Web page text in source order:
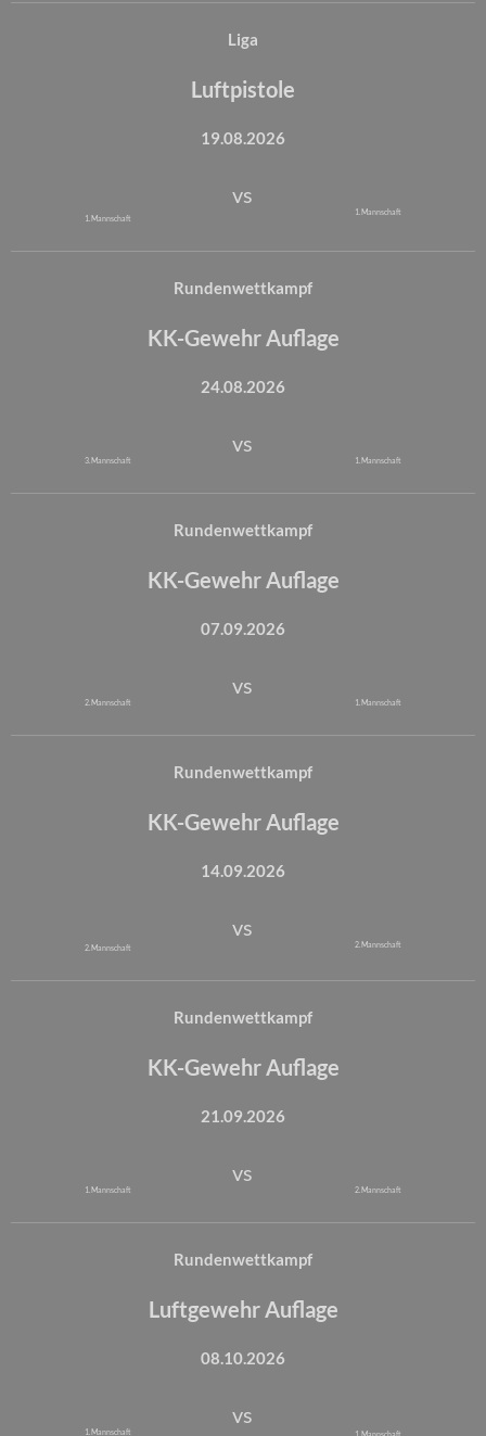
Liga
Luftpistole
19.08.2026
1. Mannschaft
vs
1. Mannschaft
Rundenwettkampf
KK-Gewehr Auflage
24.08.2026
3. Mannschaft
vs
1. Mannschaft
Rundenwettkampf
KK-Gewehr Auflage
07.09.2026
2. Mannschaft
vs
1. Mannschaft
Rundenwettkampf
KK-Gewehr Auflage
14.09.2026
2. Mannschaft
vs
2. Mannschaft
Rundenwettkampf
KK-Gewehr Auflage
21.09.2026
1. Mannschaft
vs
2. Mannschaft
Rundenwettkampf
Luftgewehr Auflage
08.10.2026
1. Mannschaft
vs
1. Mannschaft